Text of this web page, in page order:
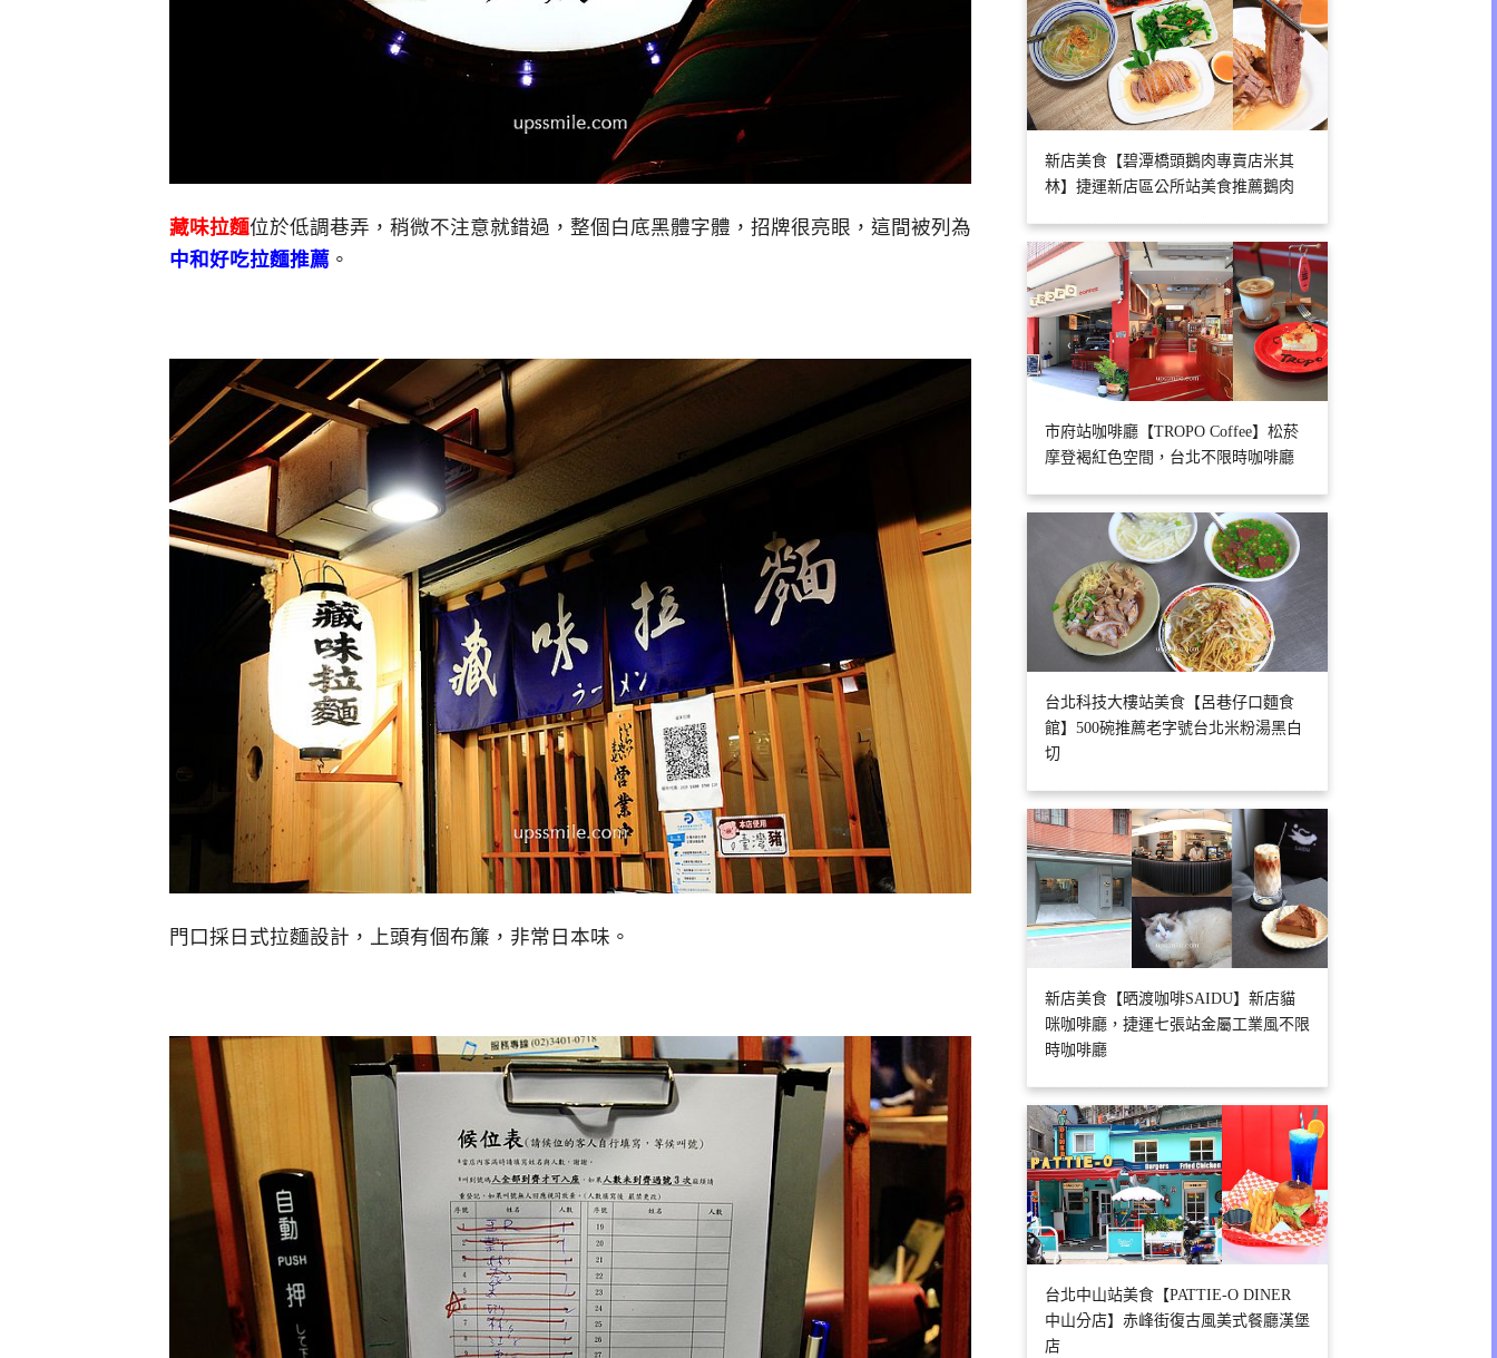
藏味拉麵位於低調巷弄，稍微不注意就錯過，整個白底黑體字體，招牌很亮眼，這間被列為
中和好吃拉麵推薦 。
門口採日式拉麵設計，上頭有個布簾，非常日本味。
新店美食【碧潭橋頭鵝肉專賣店米其
林】捷運新店區公所站美食推薦鵝肉
市府站咖啡廳【TROPO Coffee】松菸
摩登褐紅色空間，台北不限時咖啡廳
台北科技大樓站美食【呂巷仔口麵食
館】500碗推薦老字號台北米粉湯黑白
切
新店美食【晒渡咖啡SAIDU】新店貓
咪咖啡廳，捷運七張站金屬工業風不限
時咖啡廳
台北中山站美食【PATTIE-O DINER
中山分店】赤峰街復古風美式餐廳漢堡
店